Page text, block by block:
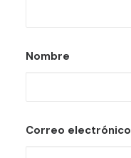
Nombre
Correo electrónico